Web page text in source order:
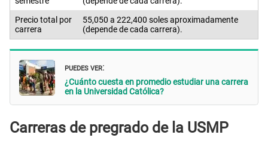
Precio total por
carrera
55,050 a 222,400 soles aproximadamente
(depende de cada carrera).
PUEDES VER:
¿Cuánto cuesta en promedio estudiar una carrera
en la Universidad Católica?
Carreras de pregrado de la USMP